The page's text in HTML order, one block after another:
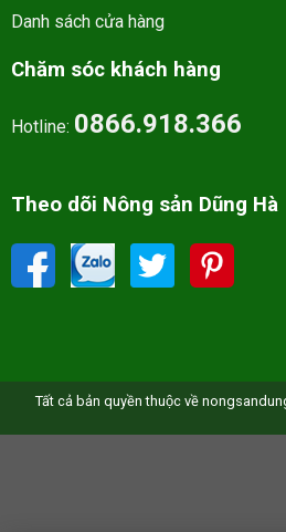
Danh sách cửa hàng
Chăm sóc khách hàng
Hotline: 0866.918.366
Theo dõi Nông sản Dũng Hà
Tất cả bản quyền thuộc về